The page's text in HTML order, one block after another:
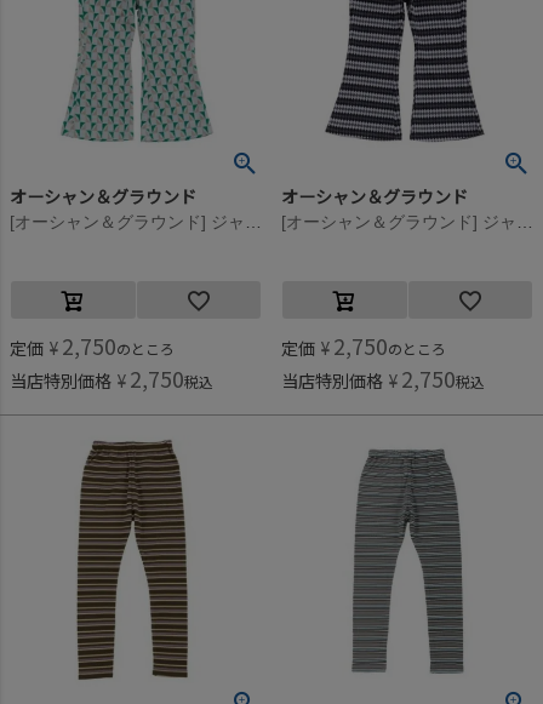
オーシャン＆グラウンド
[オーシャン＆グラウンド] ジャガードフレアパンツ グリーン(GR)
定価 ¥ 2,750のところ
当店特別価格 ¥ 2,750税込
オーシャン＆グラウンド
[オーシャン＆グラウンド] ジャガードフレアパンツ ブラック(BK)
定価 ¥ 2,750のところ
当店特別価格 ¥ 2,750税込